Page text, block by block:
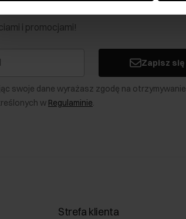
i promocjami!
Zapisz się
swoje dane wyrażasz zgodę na otrzymywanie
w Regulaminie.
Strefa klienta